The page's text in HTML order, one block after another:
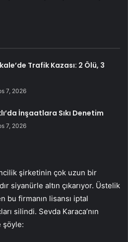
Trafik Kazası: 2 Ölü, 3
7, 2026
İnşaatlara Sıkı Denetim
7, 2026
şirketinin çok uzun bir
siyanürle altın çıkarıyor. Üstelik
bu firmanın lisansı iptal
silindi. Sevda Karaca’nın
şöyle: